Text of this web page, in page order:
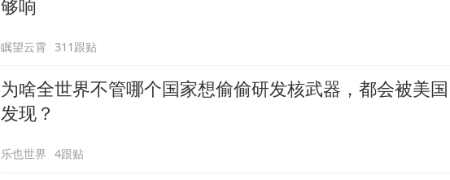
够响
瞩望云霄 311跟贴
为啥全世界不管哪个国家想偷偷研发核武器，都会被美国
发现？
乐也世界 4跟贴